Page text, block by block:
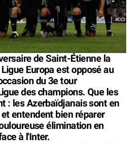
de Saint-Étienne la
Europa est opposé au
du 3e tour
des champions. Que les
: les Azerbaïdjanais sont en
entendent bien réparer
élimination en
à l'Inter.